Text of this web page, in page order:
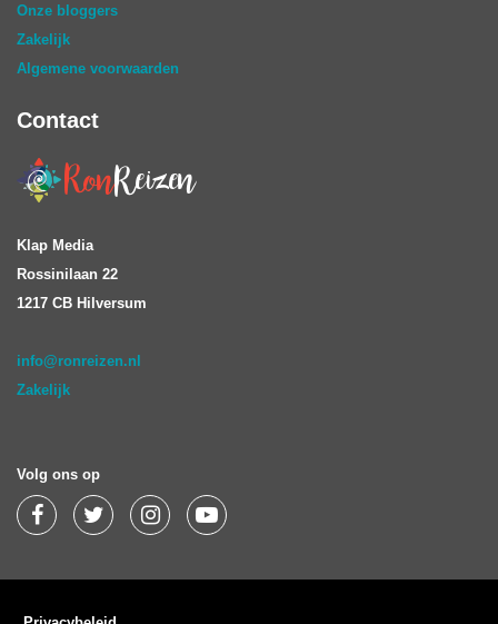
Onze bloggers
Zakelijk
Algemene voorwaarden
Contact
Klap Media
Rossinilaan 22
1217 CB Hilversum
info@ronreizen.nl
Zakelijk
Volg ons op